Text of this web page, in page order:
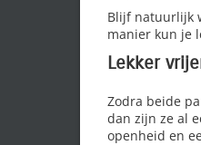
Blijf natuurlijk
manier kun je
Lekker
Zodra beide
dan zijn ze al
openheid en